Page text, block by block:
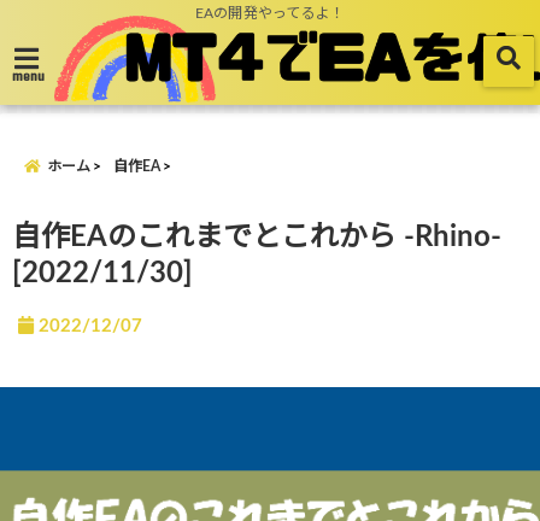
EAの開発やってるよ！
menu
ホーム 自作EA
自作EAのこれまでとこれから -Rhino-
[2022/11/30]
2022/12/07